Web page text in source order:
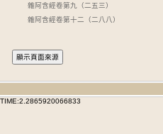
雜阿含經卷第九 （二五三）
雜阿含經卷第十二 （二八八）
TIME:2.2865920066833